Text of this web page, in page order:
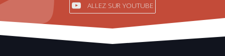
ALLEZ SUR YOUTUBE